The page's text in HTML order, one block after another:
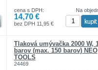
Na
cena s DPH:
14,70 €
bez DPH 11,95 €
Tlaková umývačka 2000 W,
barov (max. 150 barov) NEO
TOOLS
24469